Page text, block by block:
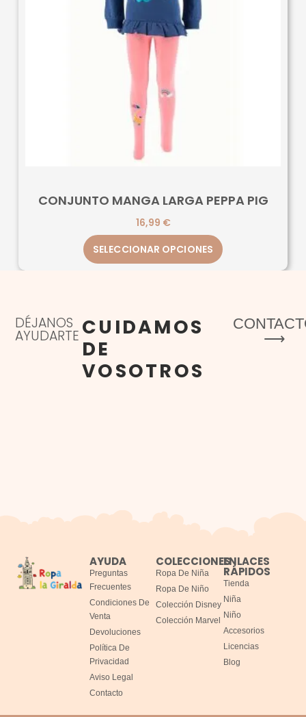
CONJUNTO MANGA LARGA PEPPA PIG
16,99 €
SELECCIONAR OPCIONES
DÉJANOS
AYUDARTE CUIDAMOS
DE
VOSOTROS
⟶
AYUDA
Preguntas
Frecuentes
Condiciones De
Venta
Devoluciones
Política De
Privacidad
Aviso Legal
Contacto
COLECCIONES
Ropa De Niña
Ropa De Niño
Colección Disney
Colección Marvel
ENLACES
RÁPIDOS
Tienda
Niña
Niño
Accesorios
Licencias
Blog